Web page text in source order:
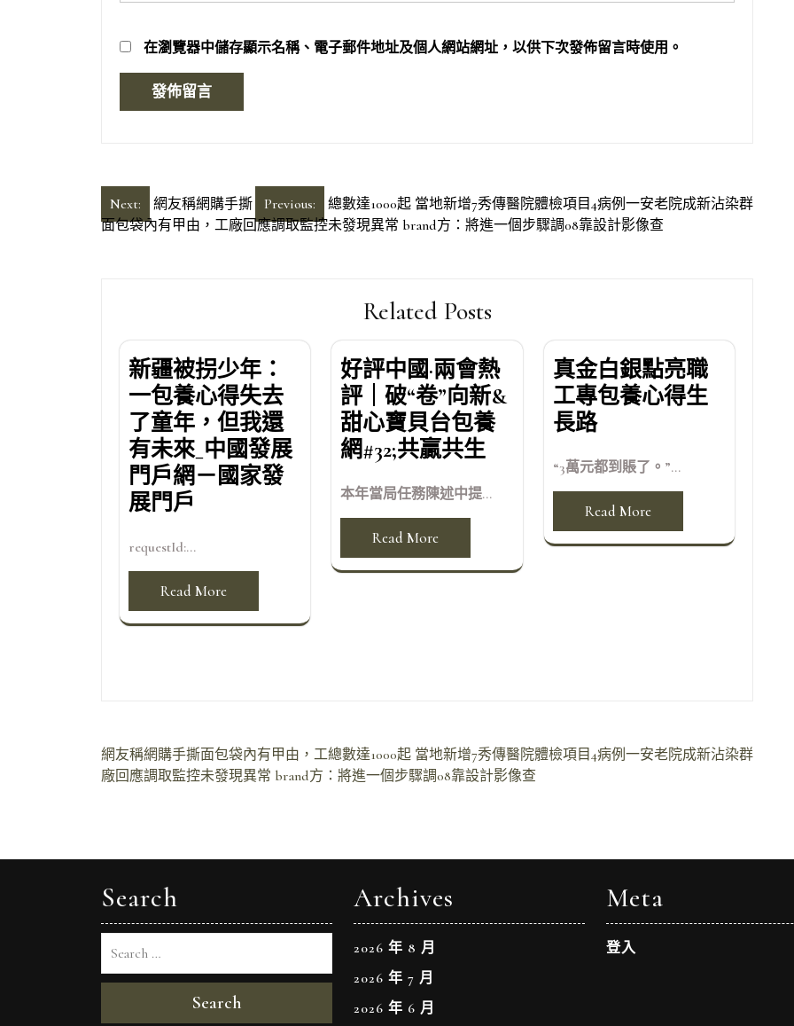
在瀏覽器中儲存顯示名稱、電子郵件地址及個人網站網址，以供下次發佈留言時使用。
文
章
Previous: 總數達1000起 當地新增7秀傳醫院體檢項目4病例一安老院成新沾染群
Next:
網友稱網購手撕
面包袋內有甲由，工廠回應調取監控未發現異常 brand方：將進一個步驟調08靠設計影像查
Related Posts
新疆被拐少年：
一包養心得失去
了童年，但我還
有未來_中國發展
門戶網－國家發
展門戶
requestId:...
Read More
好評中國·兩會熱
評｜破“卷”向新&
甜心寶貝台包養
網#32;共贏共生
本年當局任務陳述中提...
Read More
真金白銀點亮職
工專包養心得生
長路
“3萬元都到賬了。”...
Read More
文
章
覽
總數達1000起 當地新增7秀傳醫院體檢項目4病例一安老院成新沾染群
網友稱網購手撕面包袋內有甲由，工
廠回應調取監控未發現異常 brand方：將進一個步驟調08靠設計影像查
Search
Search
Archives
2026 年 8 月
2026 年 7 月
2026 年 6 月
Meta
登入